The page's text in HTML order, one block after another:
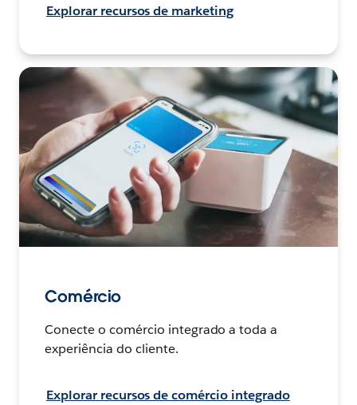
Explorar recursos de marketing
Comércio
Conecte o comércio integrado a toda a
experiência do cliente.
Explorar recursos de comércio integrado